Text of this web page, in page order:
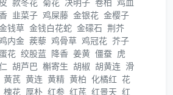
韭菜子 鸡屎藤 金银花 金樱子
钱草 金钱白花蛇 金礞石 荆芥
内金 蒺藜 鸡骨草 鸡冠花 芥子
花 绞股蓝 降香 姜黄 僵蚕 虎
胡芦巴 槲寄生 胡椒 胡黄连 滑
黄芪 黄连 黄精 黄柏 化橘红 花
槐花 厚朴 红参 红芪 红景天 红